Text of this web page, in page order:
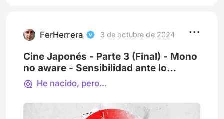
expresionismo, la sutileza y el rigo
FerHerrera 3 de octubre de 2024
Cine Japonés - Parte 3 (Final) - Mono
no aware - Sensibilidad ante lo
efímero
He nacido, pero...